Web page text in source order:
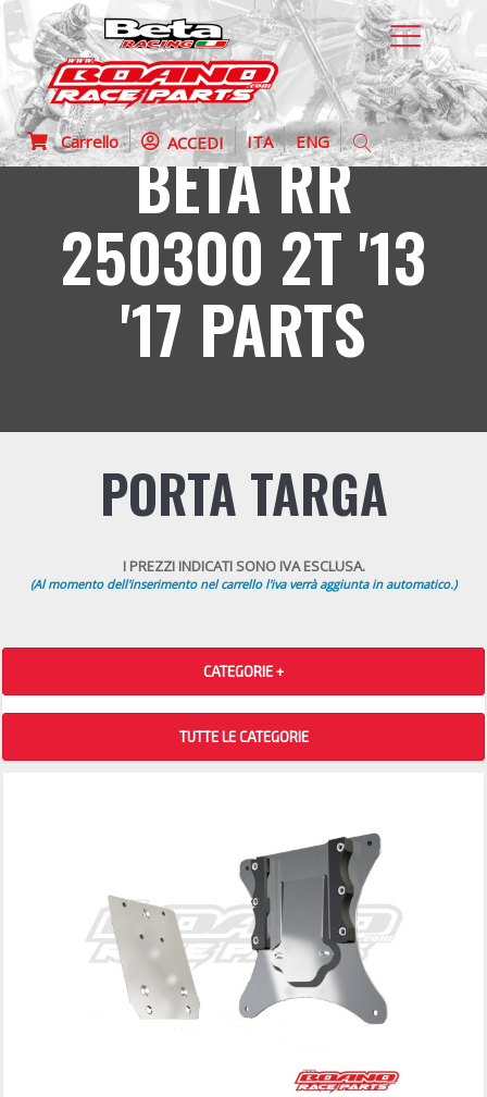
Carrello ACCEDI ITA ENG
BETA RR
250300 2T '13
'17 PARTS
PORTA TARGA
I PREZZI INDICATI SONO IVA ESCLUSA.
(Al momento dell'inserimento nel carrello l'iva verrà aggiunta in automatico.)
CATEGORIE +
TUTTE LE CATEGORIE